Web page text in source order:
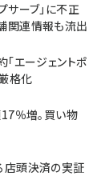
サーブ」に不正
関連情報も流出
エージェントポ
格化
％増。買い物
店頭決済の実証